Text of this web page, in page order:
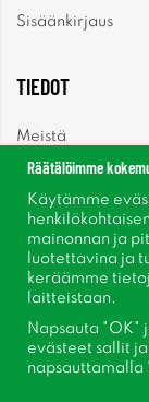
Sisäänkirjaus
TIEDOT
Meistä
Uutiset
Uutiskirje
Tietoja evästeistä
Inspiraatiota
Räätälöimme
Käytämme
mainonnan ja
luotettavina ja
keräämme
laitteistaan.
Napsauta "OK"
evästeet sallit
napsauttamalla